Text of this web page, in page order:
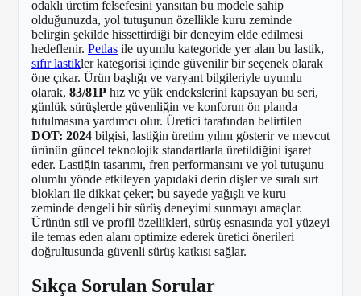
odaklı üretim felsefesini yansıtan bu modele sahip
olduğunuzda, yol tutuşunun özellikle kuru zeminde
belirgin şekilde hissettirdiği bir deneyim elde edilmesi
hedeflenir. Petlas ile uyumlu kategoride yer alan bu lastik,
sıfır lastikler kategorisi içinde güvenilir bir seçenek olarak
öne çıkar. Ürün başlığı ve varyant bilgileriyle uyumlu
olarak, 83/81P hız ve yük endekslerini kapsayan bu seri,
günlük sürüşlerde güvenliğin ve konforun ön planda
tutulmasına yardımcı olur. Üretici tarafından belirtilen
DOT: 2024 bilgisi, lastiğin üretim yılını gösterir ve mevcut
ürünün güncel teknolojik standartlarla üretildiğini işaret
eder. Lastiğin tasarımı, fren performansını ve yol tutuşunu
olumlu yönde etkileyen yapıdaki derin dişler ve sıralı sırt
blokları ile dikkat çeker; bu sayede yağışlı ve kuru
zeminde dengeli bir sürüş deneyimi sunmayı amaçlar.
Ürünün stil ve profil özellikleri, sürüş esnasında yol yüzeyi
ile temas eden alanı optimize ederek üretici önerileri
doğrultusunda güvenli sürüş katkısı sağlar.
Sıkça Sorulan Sorular